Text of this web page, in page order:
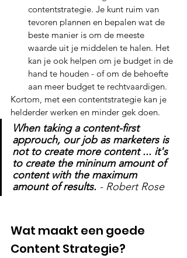
contentstrategie. Je kunt ruim van
tevoren plannen en bepalen wat de
beste manier is om de meeste
waarde uit je middelen te halen. Het
kan je ook helpen om je budget in de
hand te houden - of om de behoefte
aan meer budget te rechtvaardigen.
Kortom, met een contentstrategie kan je
helderder werken en minder gek doen.
When taking a content-first
approuch, our job as marketers is
not to create more content ... it's
to create the mininum amount of
content with the maximum
amount of results. - Robert Rose
Wat maakt een goede
Content Strategie?